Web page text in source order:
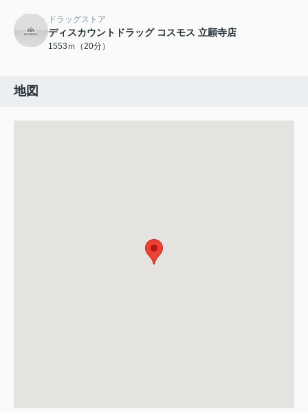
ドラッグストア
ディスカウントドラッグ コスモス 立願寺店
1553ｍ（20分）
地図